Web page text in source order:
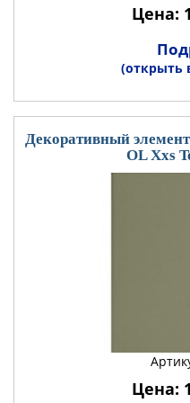
Цена:
(открыть
Декоративный
OL Xxs
Цена: